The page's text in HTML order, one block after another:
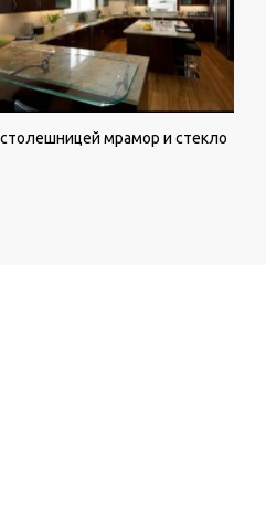
столешницей мрамор и стекло